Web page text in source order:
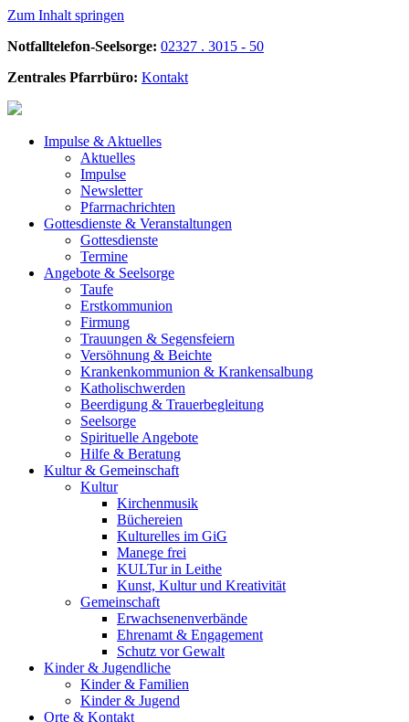
Zum Inhalt springen
Notfalltelefon-Seelsorge: 02327 . 3015 - 50
Zentrales Pfarrbüro: Kontakt
Impulse & Aktuelles
Aktuelles
Impulse
Newsletter
Pfarrnachrichten
Gottesdienste & Veranstaltungen
Gottesdienste
Termine
Angebote & Seelsorge
Taufe
Erstkommunion
Firmung
Trauungen & Segensfeiern
Versöhnung & Beichte
Krankenkommunion & Krankensalbung
Katholischwerden
Beerdigung & Trauerbegleitung
Seelsorge
Spirituelle Angebote
Hilfe & Beratung
Kultur & Gemeinschaft
Kultur
Kirchenmusik
Büchereien
Kulturelles im GiG
Manege frei
KULTur in Leithe
Kunst, Kultur und Kreativität
Gemeinschaft
Erwachsenenverbände
Ehrenamt & Engagement
Schutz vor Gewalt
Kinder & Jugendliche
Kinder & Familien
Kinder & Jugend
Orte & Kontakt